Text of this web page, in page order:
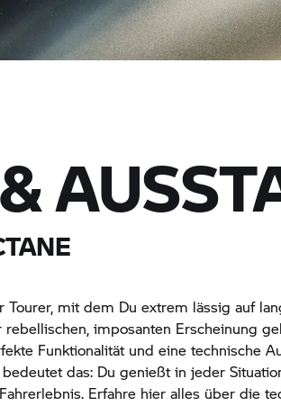
Tourer, mit dem Du extrem lässig auf
imposanten Erscheinung
Funktionalität und eine technische
das: Du genießt in jeder
Erfahre hier alles über die